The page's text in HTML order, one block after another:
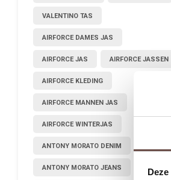
VALENTINO TAS
AIRFORCE DAMES JAS
AIRFORCE JAS AIRFORCE JASSEN
AIRFORCE KLEDING
AIRFORCE MANNEN JAS
AIRFORCE WINTERJAS
ANTONY MORATO DENIM
ANTONY MORATO JEANS